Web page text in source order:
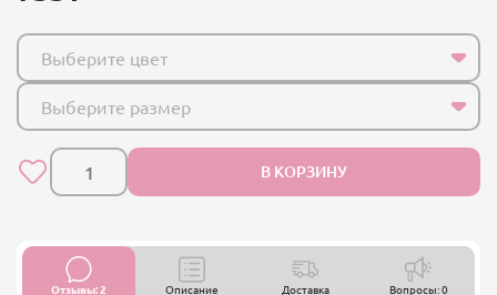
Выберите цвет
Выберите размер
В КОРЗИНУ
Отзывы: 2 Описание Доставка Вопросы: 0